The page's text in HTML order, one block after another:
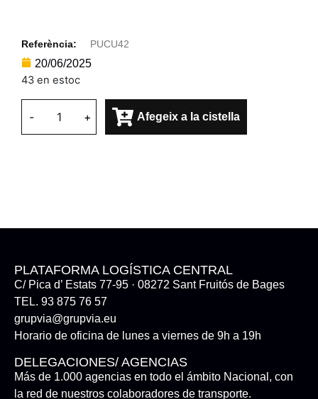
Referència: PUCU42
20/06/2025
43 en estoc
- + Afegeix a la cistella
PLATAFORMA LOGÍSTICA CENTRAL
C/ Pica d’ Estats 77-95 · 08272 Sant Fruitós de Bages
TEL. 93 875 76 57
grupvia@grupvia.eu
Horario de oficina de lunes a viernes de 9h a 19h
DELEGACIONES/ AGENCIAS
Más de 1.000 agencias en todo el ámbito Nacional, con
la red de nuestros colaboradores de transporte.